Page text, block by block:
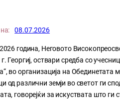
08.07.2026
година, Неговото
Георгиј, оствари средба со
во организација на
од различни земји во светот ги
говорејќи за искуствата што ги